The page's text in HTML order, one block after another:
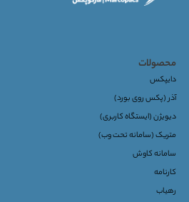
محصولات
دایپکس
آذر (پکس روی بورد)
دیویژن (ایستگاه کاربری)
متریک (سامانه تحت وب)
سامانه کاوش
کارنامه
رهیاب